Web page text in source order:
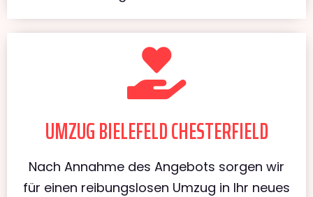
UMZUG BIELEFELD CHESTERFIELD
Nach Annahme des Angebots sorgen wir
für einen reibungslosen Umzug in Ihr neues